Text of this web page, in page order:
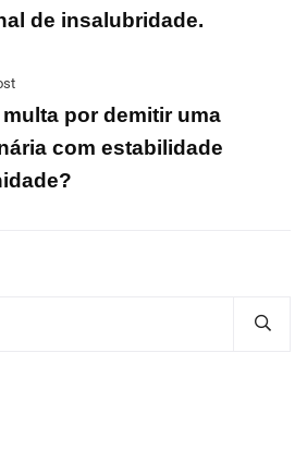
de insalubridade.
multa por demitir uma
com estabilidade